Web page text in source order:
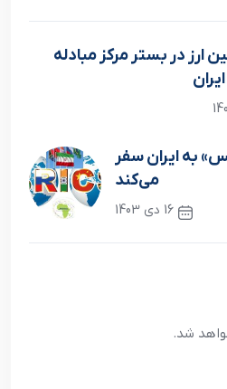
ارز در بستر مرکز مبادله
به ایران سفر
می‌کند
16 دی 1403
نوشته بعدی
شد.